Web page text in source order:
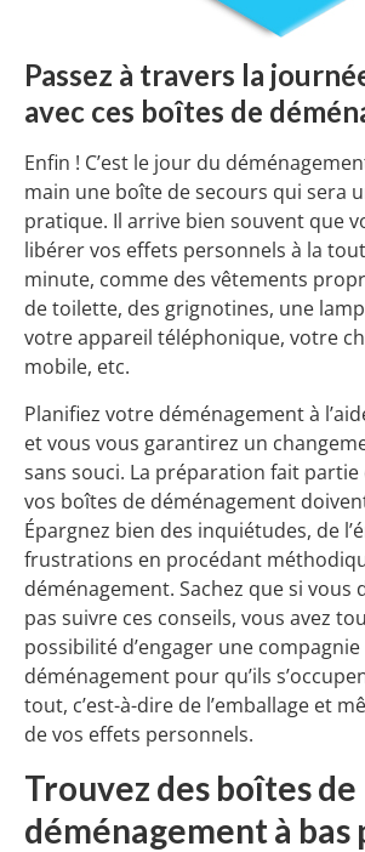
Passez à travers la
avec ces boîtes de
Enfin ! C’est le jour du
main une boîte de secours qui sera
pratique. Il arrive bien souvent que
libérer vos effets personnels à la
minute, comme des vêtements
de toilette, des grignotines, une
votre appareil téléphonique, votre
mobile, etc.
Planifiez votre déménagement à
et vous vous garantirez un
sans souci. La préparation fait
vos boîtes de déménagement
Épargnez bien des inquiétudes, de
frustrations en procédant
déménagement. Sachez que si vous
pas suivre ces conseils, vous avez
possibilité d’engager une compagnie
déménagement pour qu’ils
tout, c’est-à-dire de l’emballage et
de vos effets personnels.
Trouvez des boîtes de
déménagement à bas